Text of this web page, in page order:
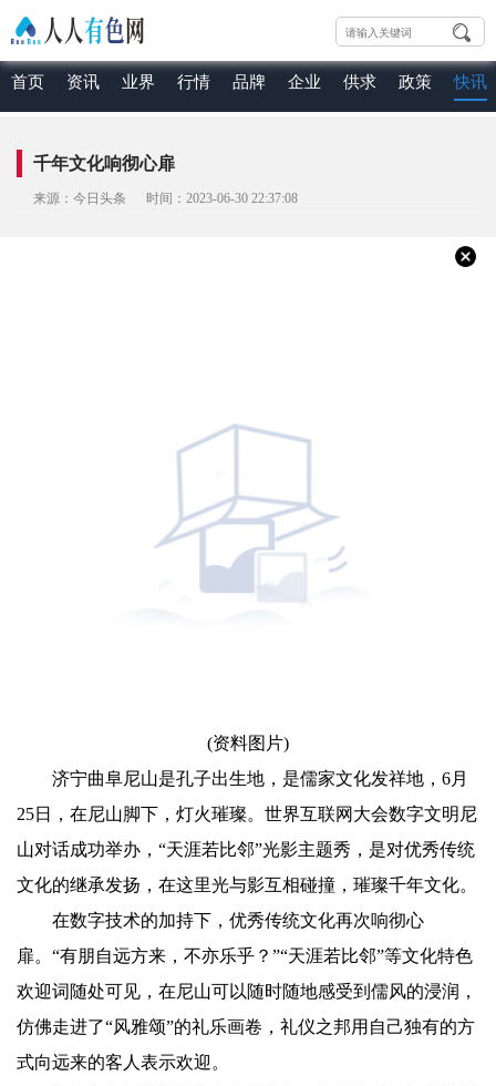
首页 资讯 业界 行情 品牌 企业 供求 政策 快讯
千年文化响彻心扉
来源：今日头条 时间：2023-06-30 22:37:08
(资料图片)
济宁曲阜尼山是孔子出生地，是儒家文化发祥地，6月
25日，在尼山脚下，灯火璀璨。世界互联网大会数字文明尼
山对话成功举办，“天涯若比邻”光影主题秀，是对优秀传统
文化的继承发扬，在这里光与影互相碰撞，璀璨千年文化。
在数字技术的加持下，优秀传统文化再次响彻心
扉。“有朋自远方来，不亦乐乎？”“天涯若比邻”等文化特色
欢迎词随处可见，在尼山可以随时随地感受到儒风的浸润，
仿佛走进了“风雅颂”的礼乐画卷，礼仪之邦用自己独有的方
式向远来的客人表示欢迎。